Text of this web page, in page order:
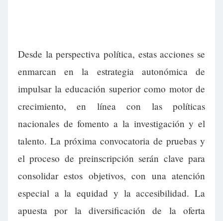
Desde la perspectiva política, estas acciones se
enmarcan en la estrategia autonómica de
impulsar la educación superior como motor de
crecimiento, en línea con las políticas
nacionales de fomento a la investigación y el
talento. La próxima convocatoria de pruebas y
el proceso de preinscripción serán clave para
consolidar estos objetivos, con una atención
especial a la equidad y la accesibilidad. La
apuesta por la diversificación de la oferta